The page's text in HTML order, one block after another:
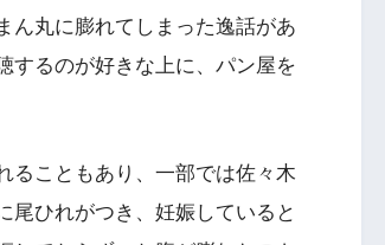
ん丸に膨れてしまった逸話があ
するのが好きな上に、パン屋を
ることもあり、一部では佐々木
尾ひれがつき、妊娠していると